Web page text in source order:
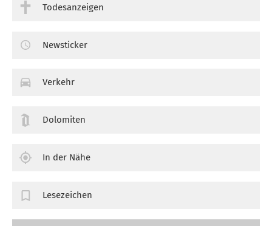
Todesanzeigen
Newsticker
Verkehr
Dolomiten
In der Nähe
Lesezeichen